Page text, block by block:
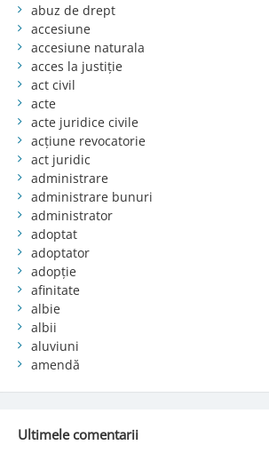
abuz de drept
accesiune
accesiune naturala
acces la justiție
act civil
acte
acte juridice civile
acțiune revocatorie
act juridic
administrare
administrare bunuri
administrator
adoptat
adoptator
adopție
afinitate
albie
albii
aluviuni
amendă
Ultimele comentarii